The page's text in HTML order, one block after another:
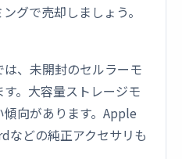
グで売却しましょう。
、未開封のセルラーモ
。大容量ストレージモ
向があります。Apple
どの純正アクセサリも